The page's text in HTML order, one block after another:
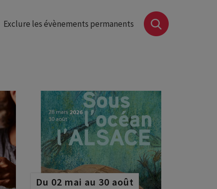
Exclure les évènements permanents
Du 02 mai au 30 août